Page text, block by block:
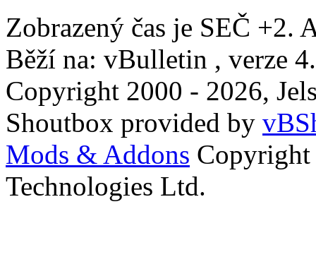
Zobrazený čas je SEČ +2.
Běží na: vBulletin , verze
Copyright 2000 - 2026,
Shoutbox provided by
Mods & Addons
Technologies Ltd.